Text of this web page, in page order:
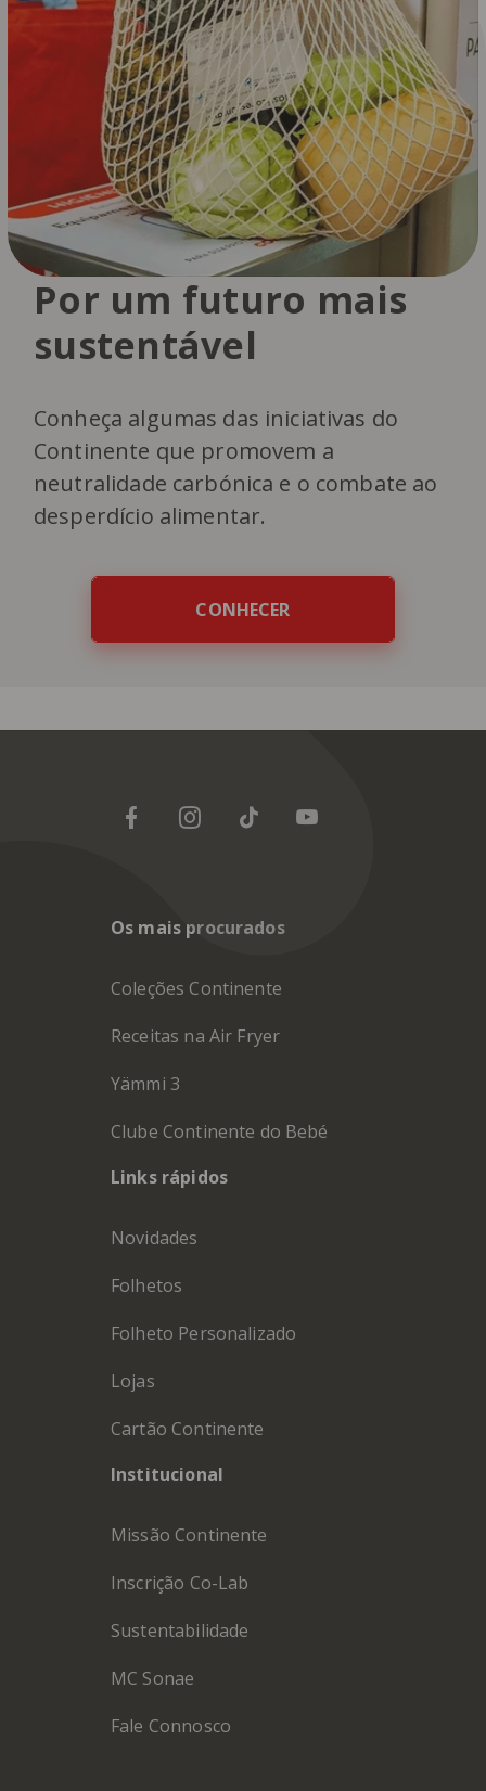
Por um futuro mais
sustentável
Conheça algumas das iniciativas do
Continente que promovem a
neutralidade carbónica e o combate ao
desperdício alimentar.
CONHECER
Os mais procurados
Coleções Continente
Receitas na Air Fryer
Yämmi 3
Clube Continente do Bebé
Links rápidos
Novidades
Folhetos
Folheto Personalizado
Lojas
Cartão Continente
Institucional
Missão Continente
Inscrição Co-Lab
Sustentabilidade
MC Sonae
Fale Connosco